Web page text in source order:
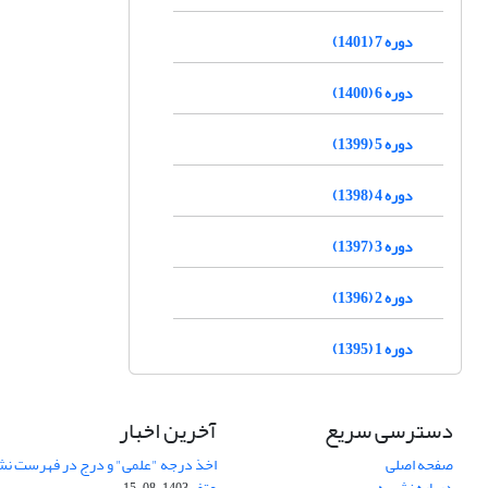
دوره 7 (1401)
دوره 6 (1400)
دوره 5 (1399)
دوره 4 (1398)
دوره 3 (1397)
دوره 2 (1396)
دوره 1 (1395)
دسترسی سریع
صفحه اصلی
آخرین اخبار
اخذ درجه "علمی" و درج در فهرست